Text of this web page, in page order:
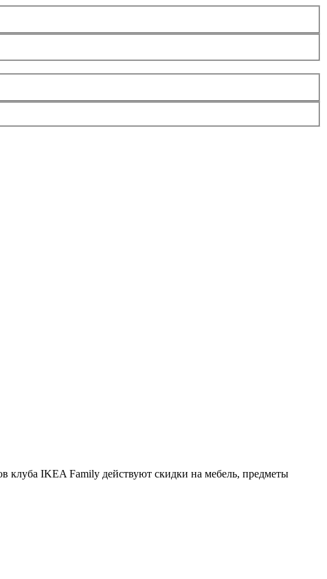
клуба IKEA Family действуют скидки на мебель, предметы